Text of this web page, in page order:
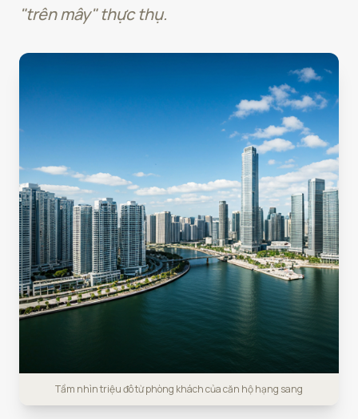
"trên mây" thực thụ.
Tầm nhìn triệu đô từ phòng khách của căn hộ hạng sang